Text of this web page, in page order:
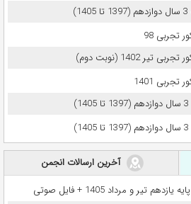
98
1402 (نوبت دوم)
1401
آخرین ارسالات انجمن